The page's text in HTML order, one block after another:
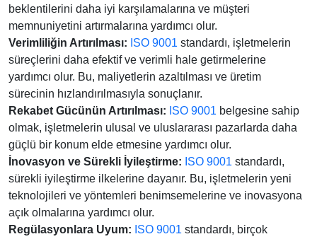
beklentilerini daha iyi karşılamalarına ve müşteri
memnuniyetini artırmalarına yardımcı olur.
Verimliliğin Artırılması: ISO 9001 standardı, işletmelerin
süreçlerini daha efektif ve verimli hale getirmelerine
yardımcı olur. Bu, maliyetlerin azaltılması ve üretim
sürecinin hızlandırılmasıyla sonuçlanır.
Rekabet Gücünün Artırılması: ISO 9001 belgesine sahip
olmak, işletmelerin ulusal ve uluslararası pazarlarda daha
güçlü bir konum elde etmesine yardımcı olur.
İnovasyon ve Sürekli İyileştirme: ISO 9001 standardı,
sürekli iyileştirme ilkelerine dayanır. Bu, işletmelerin yeni
teknolojileri ve yöntemleri benimsemelerine ve inovasyona
açık olmalarına yardımcı olur.
Regülasyonlara Uyum: ISO 9001 standardı, birçok